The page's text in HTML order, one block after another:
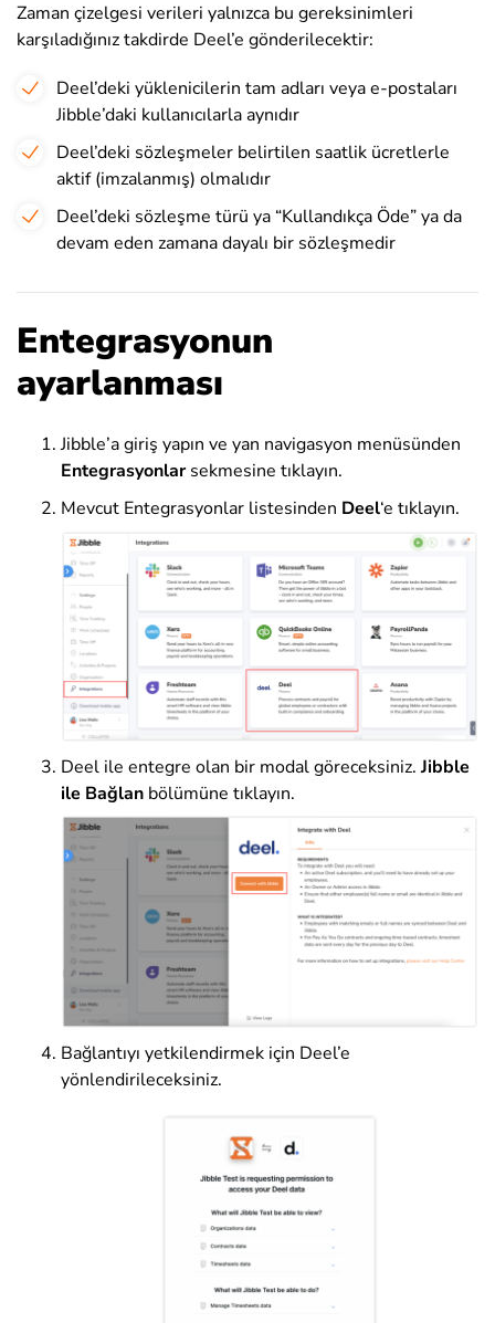
Zaman çizelgesi verileri yalnızca bu gereksinimleri
karşıladığınız takdirde Deel’e gönderilecektir:
Deel’deki yüklenicilerin tam adları veya e-postaları
Jibble’daki kullanıcılarla aynıdır
Deel’deki sözleşmeler belirtilen saatlik ücretlerle
aktif (imzalanmış) olmalıdır
Deel’deki sözleşme türü ya “Kullandıkça Öde” ya da
devam eden zamana dayalı bir sözleşmedir
Entegrasyonun
ayarlanması
Jibble’a giriş yapın ve yan navigasyon menüsünden
Entegrasyonlarsekmesine tıklayın.
Mevcut Entegrasyonlar listesinden Deel‘e tıklayın.
Deel ile entegre olan bir modal göreceksiniz. Jibble
ile Bağlan bölümüne tıklayın.
Bağlantıyı yetkilendirmek için Deel’e
yönlendirileceksiniz.